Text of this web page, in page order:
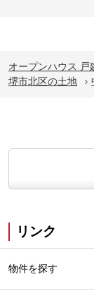
オープンハウス 戸
堺市北区の土地
リンク
物件を探す